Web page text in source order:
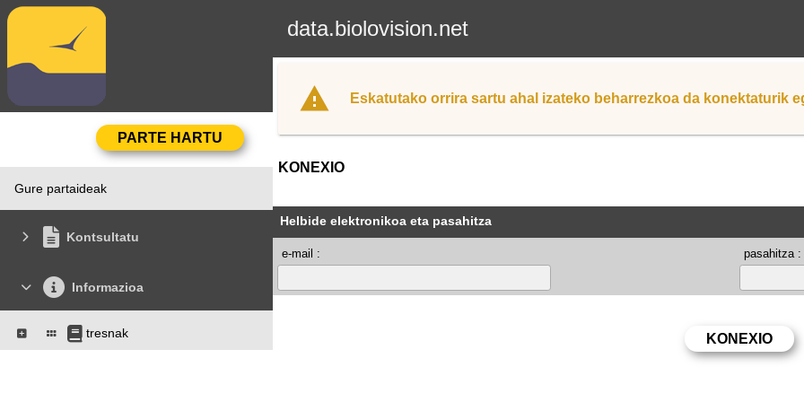
data.biolovision.net
Gure partaideak
Kontsultatu
Informazioa
tresnak
Eskatutako orrira sartu ahal izateko beharrezkoa da konektaturik
KONEXIO
Helbide elektronikoa eta pasahitza
e-mail : pasahitza :